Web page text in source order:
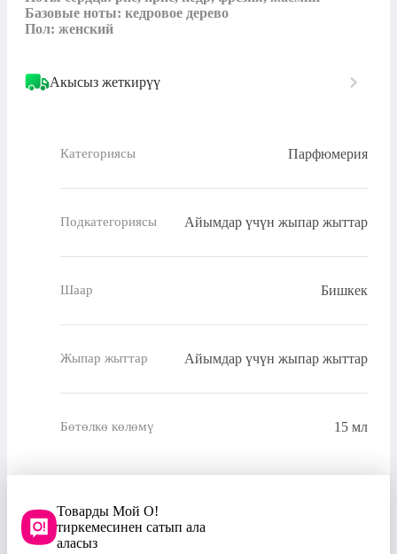
Базовые ноты: кедровое дерево
Пол: женский
Акысыз жеткирүү
Категориясы Парфюмерия
Подкатегориясы Айымдар үчүн жыпар жыттар
Шаар Бишкек
Жыпар жыттар Айымдар үчүн жыпар жыттар
Бөтөлкө көлөмү 15 мл
Товарды Мой О!
тиркемесинен сатып ала
аласыз